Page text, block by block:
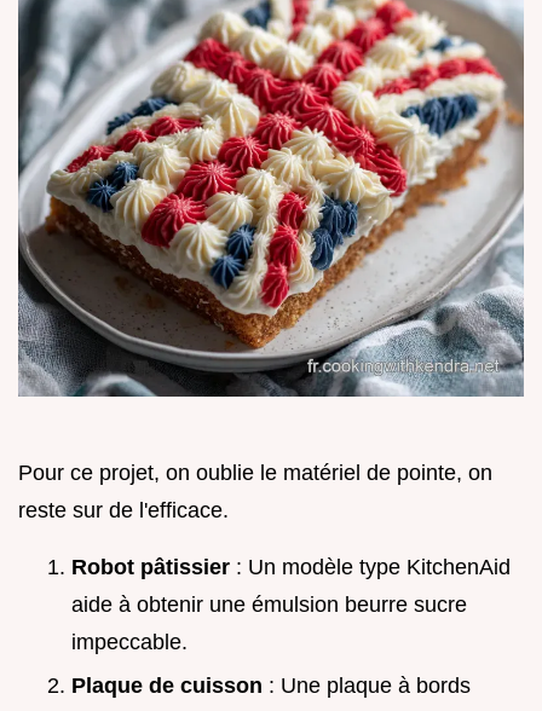
Pour ce projet, on oublie le matériel de pointe, on
reste sur de l'efficace.
Robot pâtissier : Un modèle type KitchenAid
aide à obtenir une émulsion beurre sucre
impeccable.
Plaque de cuisson : Une plaque à bords